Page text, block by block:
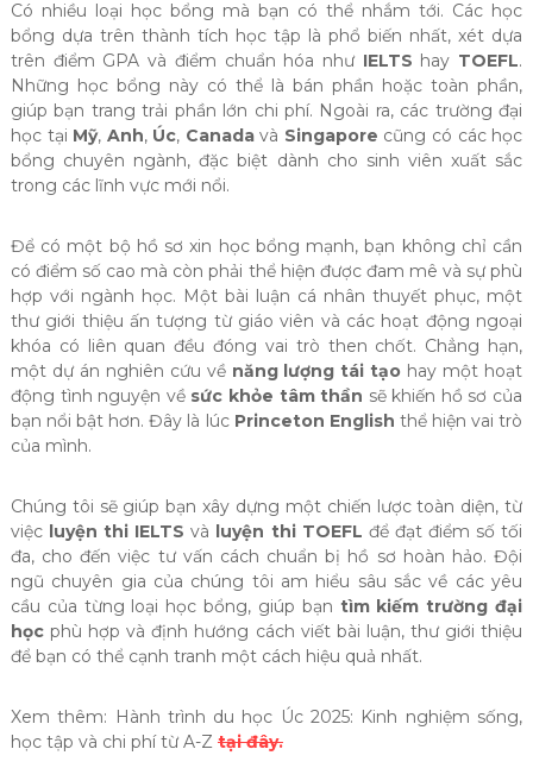
Có nhiều loại học bổng mà bạn có thể nhắm tới. Các học
bổng dựa trên thành tích học tập là phổ biến nhất, xét dựa
trên điểm GPA và điểm chuẩn hóa như IELTS hay TOEFL.
Những học bổng này có thể là bán phần hoặc toàn phần,
giúp bạn trang trải phần lớn chi phí. Ngoài ra, các trường đại
học tại Mỹ, Anh, Úc, Canadavà Singapore cũng có các học
bổng chuyên ngành, đặc biệt dành cho sinh viên xuất sắc
trong các lĩnh vực mới nổi.
Để có một bộ hồ sơ xin học bổng mạnh, bạn không chỉ cần
có điểm số cao mà còn phải thể hiện được đam mê và sự phù
hợp với ngành học. Một bài luận cá nhân thuyết phục, một
thư giới thiệu ấn tượng từ giáo viên và các hoạt động ngoại
khóa có liên quan đều đóng vai trò then chốt. Chẳng hạn,
một dự án nghiên cứu về năng lượng tái tạo hay một hoạt
động tình nguyện về sức khỏe tâm thần sẽ khiến hồ sơ của
bạn nổi bật hơn. Đây là lúc Princeton English thể hiện vai trò
của mình.
Chúng tôi sẽ giúp bạn xây dựng một chiến lược toàn diện, từ
việc luyện thi IELTS và luyện thi TOEFL để đạt điểm số tối
đa, cho đến việc tư vấn cách chuẩn bị hồ sơ hoàn hảo. Đội
ngũ chuyên gia của chúng tôi am hiểu sâu sắc về các yêu
cầu của từng loại học bổng, giúp bạn tìm kiếm trường đại
họcphù hợp và định hướng cách viết bài luận, thư giới thiệu
để bạn có thể cạnh tranh một cách hiệu quả nhất.
Xem thêm: Hành trình du học Úc 2025: Kinh nghiệm sống,
học tập và chi phí từ A-Z tại đây.